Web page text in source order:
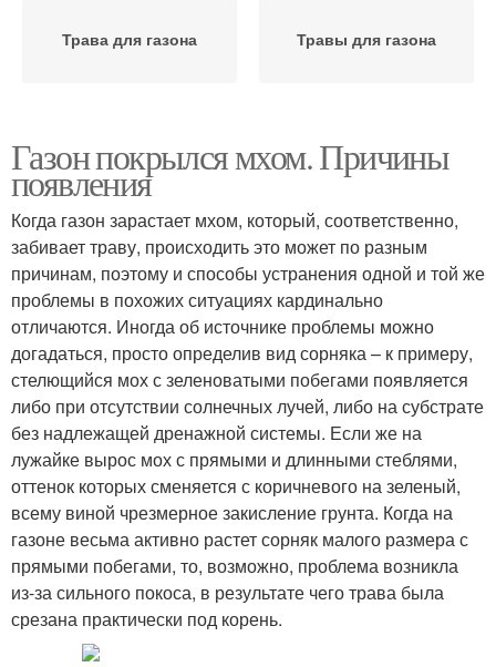
Трава для газона Травы для газона
Газон покрылся мхом. Причины
появления
Когда газон зарастает мхом, который, соответственно,
забивает траву, происходить это может по разным
причинам, поэтому и способы устранения одной и той же
проблемы в похожих ситуациях кардинально
отличаются. Иногда об источнике проблемы можно
догадаться, просто определив вид сорняка – к примеру,
стелющийся мох с зеленоватыми побегами появляется
либо при отсутствии солнечных лучей, либо на субстрате
без надлежащей дренажной системы. Если же на
лужайке вырос мох с прямыми и длинными стеблями,
оттенок которых сменяется с коричневого на зеленый,
всему виной чрезмерное закисление грунта. Когда на
газоне весьма активно растет сорняк малого размера с
прямыми побегами, то, возможно, проблема возникла
из-за сильного покоса, в результате чего трава была
срезана практически под корень.